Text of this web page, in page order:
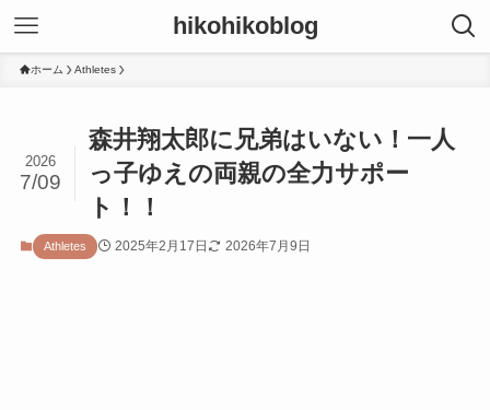
hikohikoblog
ホーム Athletes
森井翔太郎に兄弟はいない！一人
っ子ゆえの両親の全力サポー
ト！！
2026
7/09
Athletes 2025年2月17日 2026年7月9日